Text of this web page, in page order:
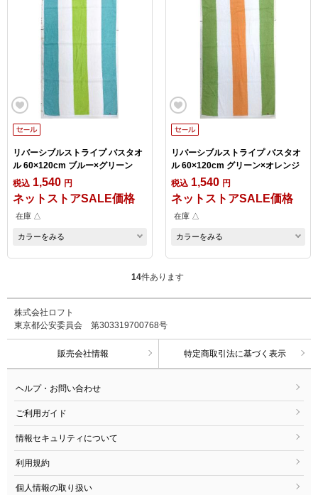
リバーシブルストライプ バスタオ
ル 60×120cm ブルー×グリーン
税込 1,540 円
ネットストアSALE価格
在庫 △
カラーをみる
リバーシブルストライプ バスタオ
ル 60×120cm グリーン×オレンジ
税込 1,540 円
ネットストアSALE価格
在庫 △
カラーをみる
14件あります
株式会社ロフト
東京都公安委員会 第303319700768号
販売会社情報 特定商取引法に基づく表示
ヘルプ・お問い合わせ
ご利用ガイド
情報セキュリティについて
利用規約
個人情報の取り扱い